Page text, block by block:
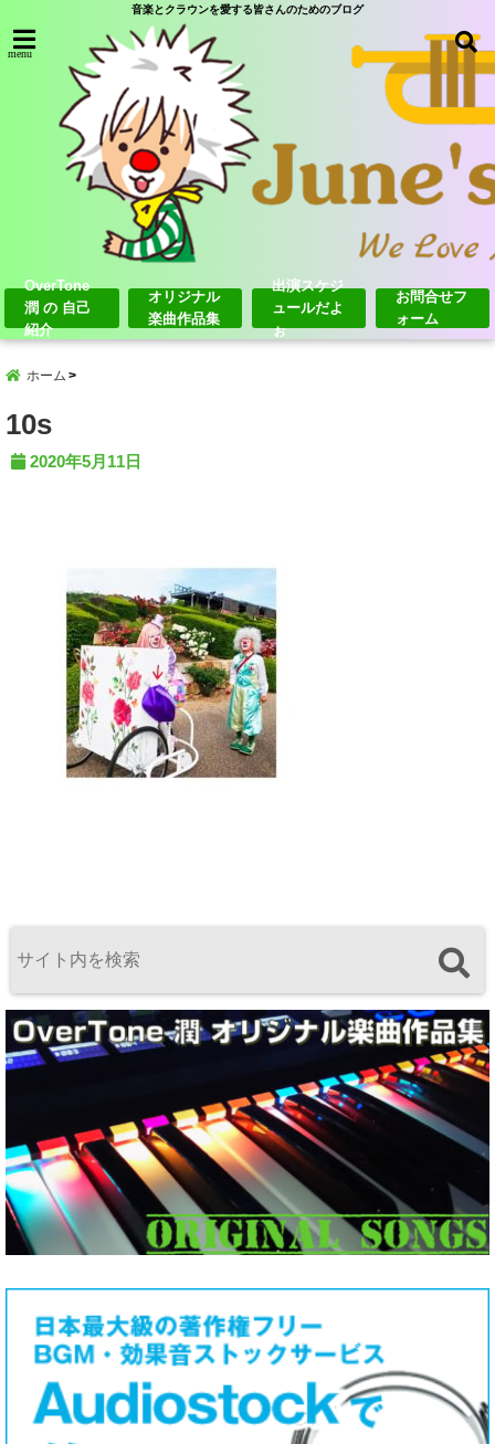
音楽とクラウンを愛する皆さんのためのブログ
menu
OverTone
潤 の 自己
紹介
オリジナル
楽曲作品集
出演スケジ
ュールだよ
ぉ
お問合せフ
ォーム
ホーム
10s
2020年5月11日